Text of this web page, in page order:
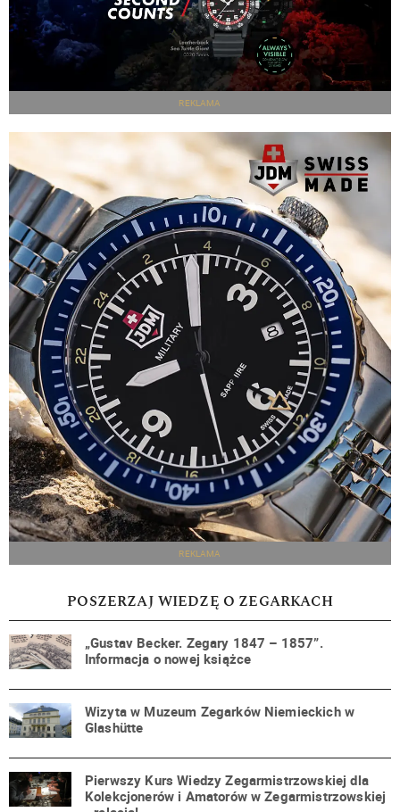
REKLAMA
REKLAMA
POSZERZAJ WIEDZĘ O ZEGARKACH
„Gustav Becker. Zegary 1847 – 1857”.
Informacja o nowej książce
Wizyta w Muzeum Zegarków Niemieckich w
Glashütte
Pierwszy Kurs Wiedzy Zegarmistrzowskiej dla
Kolekcjonerów i Amatorów w Zegarmistrzowskiej